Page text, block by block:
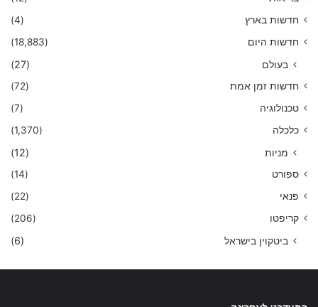
חדשות בארץ
(4)
חדשות היום
(18,883)
בעולם (27)
חדשות זמן אמת
(72)
טכנולוגיה
(7)
כלכלה
(1,370)
מניות (12)
ספורט
(14)
פנאי
(22)
קריפטו
(206)
ביטקוין בישראל (6)